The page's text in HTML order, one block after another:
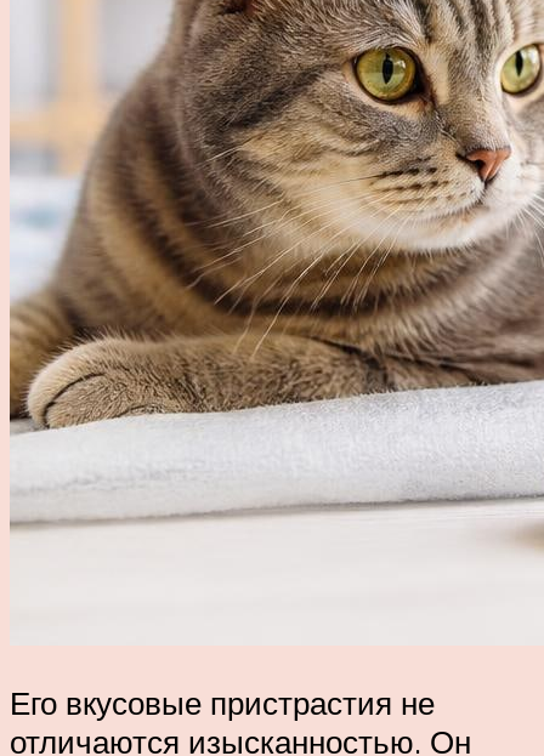
Его вкусовые пристрастия не
отличаются изысканностью. Он